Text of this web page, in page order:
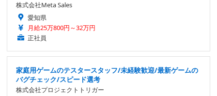
株式会社Meta Sales
愛知県
月給25万800円～32万円
正社員
家庭用ゲームのテスタースタッフ/未経験歓迎/最新ゲームの
バグチェック/スピード選考
株式会社プロジェクトトリガー